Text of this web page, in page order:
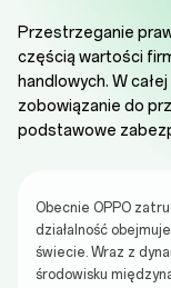
Przestrzeganie
częścią wartości
handlowych. W
zobowiązanie do
podstawowe
Obecnie OPPO
działalność
świecie. Wraz z
środowisku